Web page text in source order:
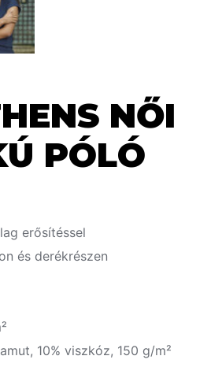
NŐI
PÓLÓ
erősítéssel
és derékrészen
10% viszkóz, 150 g/m²